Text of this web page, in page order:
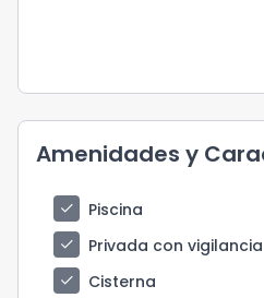
Amenidades y
check
Piscina
check
Privada con vigilancia
check
Cisterna